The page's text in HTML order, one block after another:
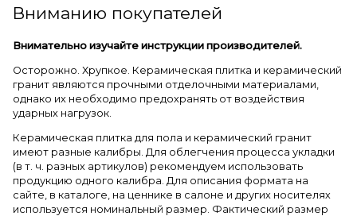
Вниманию покупателей
Внимательно изучайте инструкции производителей.
Осторожно. Хрупкое. Керамическая плитка и керамический
гранит являются прочными отделочными материалами,
однако их необходимо предохранять от воздействия
ударных нагрузок.
Керамическая плитка для пола и керамический гранит
имеют разные калибры. Для облегчения процесса укладки
(в т. ч. разных артикулов) рекомендуем использовать
продукцию одного калибра. Для описания формата на
сайте, в каталоге, на ценнике в салоне и других носителях
используется номинальный размер. Фактический размер